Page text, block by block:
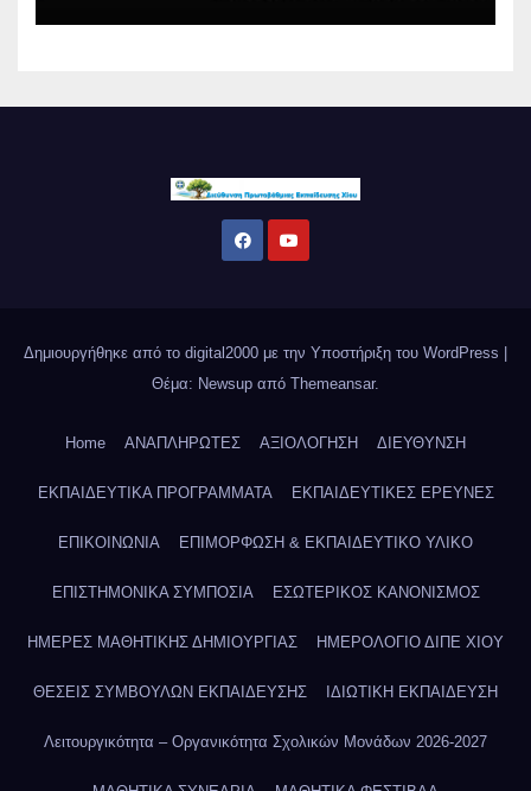
Δημιουργήθηκε από το digital2000 με την Υποστήριξη του WordPress
Θέμα: Newsup από Themeansar.
Home ΑΝΑΠΛΗΡΩΤΕΣ ΑΞΙΟΛΟΓΗΣΗ ΔΙΕΥΘΥΝΣΗ
ΕΚΠΑΙΔΕΥΤΙΚΑ ΠΡΟΓΡΑΜΜΑΤΑ ΕΚΠΑΙΔΕΥΤΙΚΕΣ ΕΡΕΥΝΕΣ
ΕΠΙΚΟΙΝΩΝΙΑ ΕΠΙΜΟΡΦΩΣΗ & ΕΚΠΑΙΔΕΥΤΙΚΟ ΥΛΙΚΟ
ΕΠΙΣΤΗΜΟΝΙΚΑ ΣΥΜΠΟΣΙΑ ΕΣΩΤΕΡΙΚΟΣ ΚΑΝΟΝΙΣΜΟΣ
ΗΜΕΡΕΣ ΜΑΘΗΤΙΚΗΣ ΔΗΜΙΟΥΡΓΙΑΣ ΗΜΕΡΟΛΟΓΙΟ ΔΙΠΕ ΧΙΟΥ
ΘΕΣΕΙΣ ΣΥΜΒΟΥΛΩΝ ΕΚΠΑΙΔΕΥΣΗΣ ΙΔΙΩΤΙΚΗ ΕΚΠΑΙΔΕΥΣΗ
Λειτουργικότητα – Οργανικότητα Σχολικών Μονάδων 2026-2027